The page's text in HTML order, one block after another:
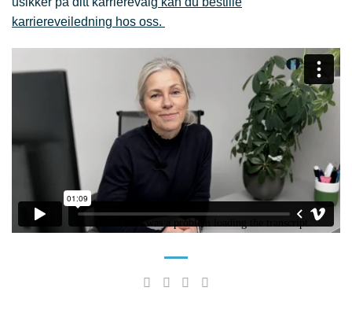
karriereveiledning hos oss.